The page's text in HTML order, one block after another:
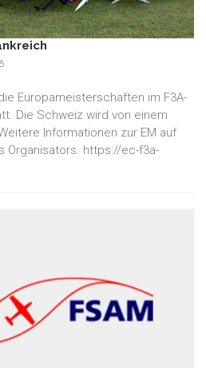
Europameisterschaften im F3A-
Die Schweiz wird von einem
Informationen zur EM auf
Organisators. https://ec-f3a-